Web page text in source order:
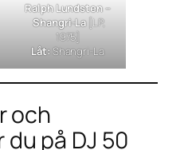
Ralph Lundsten –
Shangri-La[LP,
1975]
Låt:Shangri-La
och
på DJ 50